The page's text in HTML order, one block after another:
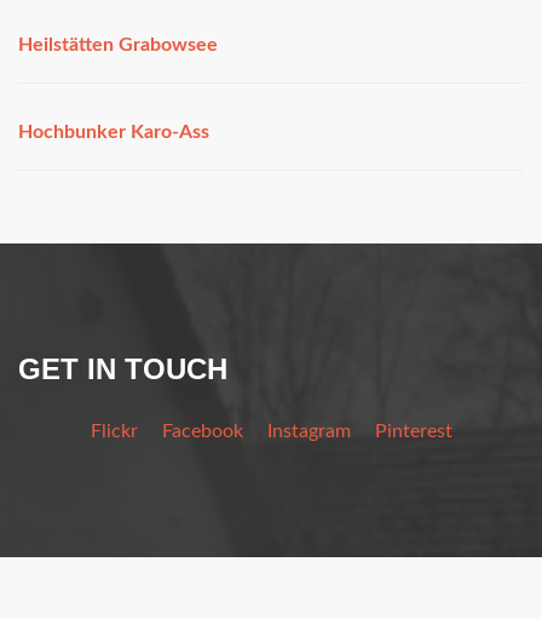
Heilstätten Grabowsee
Hochbunker Karo-Ass
GET IN TOUCH
Flickr Facebook Instagram Pinterest